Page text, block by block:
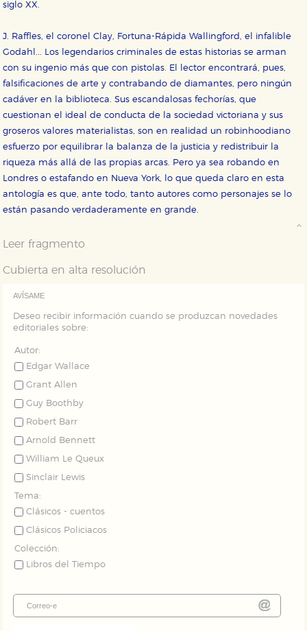
siglo XX.
J. Raffles, el coronel Clay, Fortuna-Rápida Wallingford, el infalible
Godahl... Los legendarios criminales de estas historias se arman
con su ingenio más que con pistolas. El lector encontrará, pues,
falsificaciones de arte y contrabando de diamantes, pero ningún
cadáver en la biblioteca. Sus escandalosas fechorías, que
cuestionan el ideal de conducta de la sociedad victoriana y sus
groseros valores materialistas, son en realidad un robinhoodiano
esfuerzo por equilibrar la balanza de la justicia y redistribuir la
riqueza más allá de las propias arcas. Pero ya sea robando en
Londres o estafando en Nueva York, lo que queda claro en esta
antología es que, ante todo, tanto autores como personajes se lo
están pasando verdaderamente en grande.
Leer fragmento
Cubierta en alta resolución
AVÍSAME
Deseo recibir información cuando se produzcan novedades
editoriales sobre:
Autor:
Edgar Wallace
Grant Allen
Guy Boothby
Robert Barr
Arnold Bennett
William Le Queux
Sinclair Lewis
Tema:
Clásicos - cuentos
Clásicos Policiacos
Colección:
Libros del Tiempo
Cookies necesarias
Estas cookies son necesarias para que nuestro sitio
web funcione y no es posible deshabilitarlas desde
nuestro sistema. Es posible hacerlo desde el
navegador, pero en ese caso es posible que algunas
correctamente.
de navegación y optimizar el funcionamiento de
nuestro sitio web. Almacenan configuraciones de
servicios para que no tenga que reconfigurarlos cada
vez que nos visita. La información es agregada y, por lo
tanto, es anónima.
Cookies de publicidad y redes sociales
relevante para sus intereses en otros sitios. No
que se basan en la identificación única de su
navegador y dispositivo de internet.
GUARDAR CONFIGURACIÓN
Puede consultar nuestra